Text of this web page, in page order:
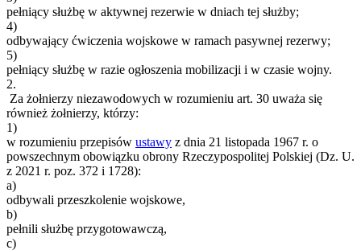
pełniący służbę w aktywnej rezerwie w dniach tej służby;
4)
odbywający ćwiczenia wojskowe w ramach pasywnej rezerwy;
5)
pełniący służbę w razie ogłoszenia mobilizacji i w czasie wojny.
2.
Za żołnierzy niezawodowych w rozumieniu art. 30 uważa się
również żołnierzy, którzy:
1)
w rozumieniu przepisów ustawy z dnia 21 listopada 1967 r. o
powszechnym obowiązku obrony Rzeczypospolitej Polskiej (Dz. U.
z 2021 r. poz. 372 i 1728):
a)
odbywali przeszkolenie wojskowe,
b)
pełnili służbę przygotowawczą,
c)